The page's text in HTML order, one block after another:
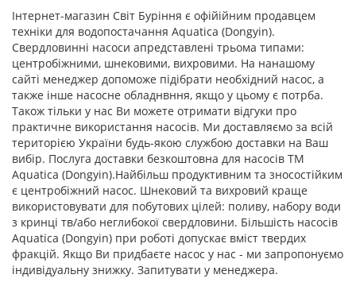
Інтернет-магазин Світ Буріння є офійійним продавцем
техніки для водопостачання Aquatica (Dongyin).
Свердловинні насоси апредставлені трьома типами:
центробіжними, шнековими, вихровими. На нанашому
сайті менеджер допоможе підібрати необхідний насос, а
также інше насосне обладнвння, якщо у цьому є потрба.
Також тільки у нас Ви можете отримати відгуки про
практичне використання насосів. Ми доставляємо за всій
територією України будь-якою службою доставки на Ваш
вибір. Послуга доставки безкоштовна для насосів ТМ
Aquatica (Dongyin).Найбільш продуктивним та зносостійким
є центробіжний насос. Шнековий та вихровий краще
використовувати для побутових цілей: поливу, набору води
з кринці тв/або неглибокої свердловини. Більшість насосів
Aquatica (Dongyin) при роботі допускає вміст твердих
фракцій. Якщо Ви придбаєте насос у нас - ми запропонуємо
індивідуальну знижку. Запитувати у менеджера.